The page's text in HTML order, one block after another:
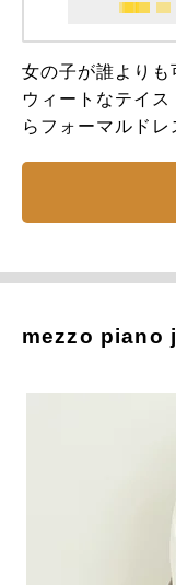
女の子が誰よりも
ウィートなテイ
らフォーマルドレ
mezzo piano